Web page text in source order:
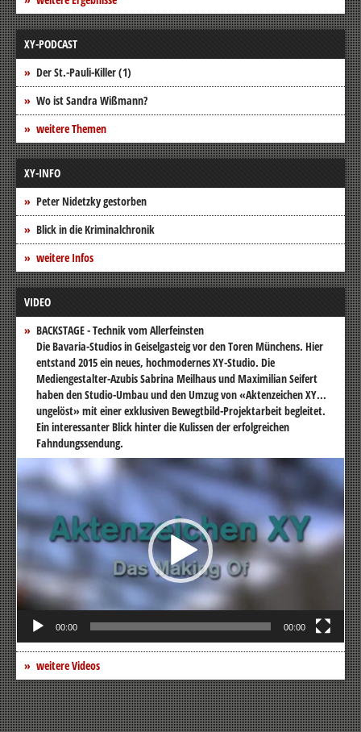
XY-PODCAST
Der St.-Pauli-Killer (1)
Wo ist Sandra Wißmann?
weitere Themen
XY-INFO
Peter Nidetzky gestorben
Blick in die Kriminalchronik
weitere Infos
VIDEO
BACKSTAGE - Technik vom Allerfeinsten
Die Bavaria-Studios in Geiselgasteig vor den Toren Münchens. Hier
entstand 2015 ein neues, hochmodernes XY-Studio. Die
Mediengestalter-Azubis Sabrina Meilhaus und Maximilian Seifert
haben den Studio-Umbau und den Umzug von «Aktenzeichen XY...
ungelöst» mit einer exklusiven Bewegtbild-Projektarbeit begleitet.
Ein interessanter Blick hinter die Kulissen der erfolgreichen
Fahndungssendung.
Video-
Player
00:00 00:00
weitere Videos